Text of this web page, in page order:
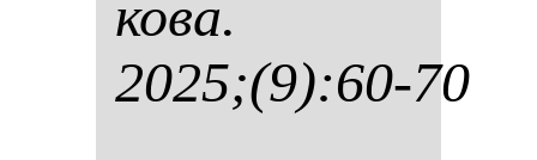
ко­ва.
2025;(9):60-70